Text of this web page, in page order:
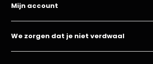
Mijn account
We zorgen dat je niet verdwaal